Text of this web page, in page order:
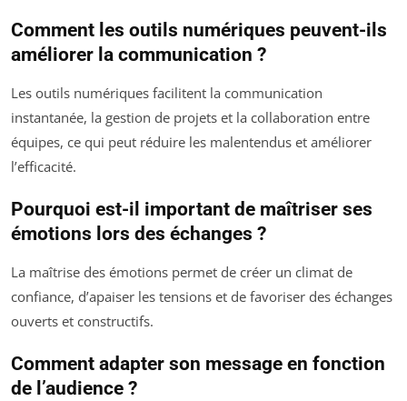
Comment les outils numériques peuvent-ils
améliorer la communication ?
Les outils numériques facilitent la communication
instantanée, la gestion de projets et la collaboration entre
équipes, ce qui peut réduire les malentendus et améliorer
l’efficacité.
Pourquoi est-il important de maîtriser ses
émotions lors des échanges ?
La maîtrise des émotions permet de créer un climat de
confiance, d’apaiser les tensions et de favoriser des échanges
ouverts et constructifs.
Comment adapter son message en fonction
de l’audience ?